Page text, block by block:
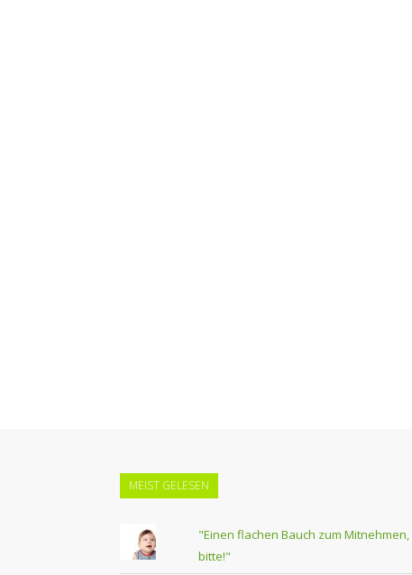
MEIST GELESEN
"Einen flachen Bauch zum Mitnehmen,
bitte!"